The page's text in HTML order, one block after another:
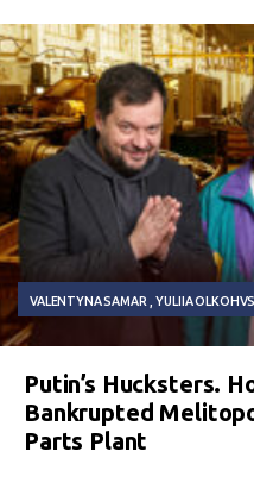
VALENTYNA SAMAR YULIIA
Putin’s Hucksters.
Bankrupted
Parts Plant